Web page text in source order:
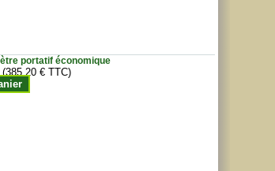
portatif économique
(385.20 € TTC)